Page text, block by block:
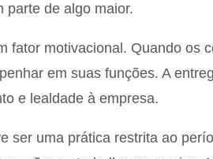
parte de algo maior.
motivacional. Quando
em suas funções. A
e lealdade à empresa.
ser uma prática restrita ao